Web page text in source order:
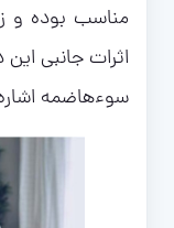
مناسب بوده و
اثرات جانبی
سوءهاضمه